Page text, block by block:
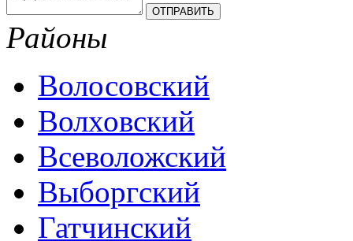
Районы
Волосовский
Волховский
Всеволожский
Выборгский
Гатчинский